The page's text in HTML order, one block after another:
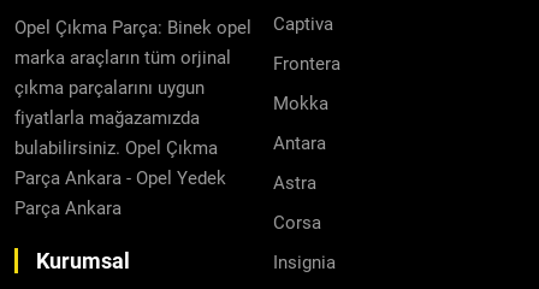
Opel Çıkma Parça: Binek opel
marka araçların tüm orjinal
çıkma parçalarını uygun
fiyatlarla mağazamızda
bulabilirsiniz. Opel Çıkma
Parça Ankara - Opel Yedek
Parça Ankara
Kurumsal
Captiva
Frontera
Mokka
Antara
Astra
Corsa
Insignia